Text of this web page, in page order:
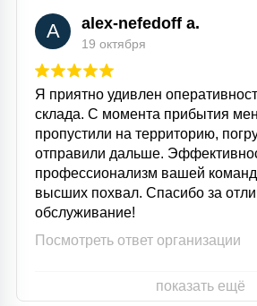
A alex-nefedoff a.
19 октября
Я приятно удивлен
склада. С момента прибытия
пропустили на территорию,
отправили дальше.
профессионализм вашей
высших похвал. Спасибо за
обслуживание!
Посмотреть ответ организации
показать ещё